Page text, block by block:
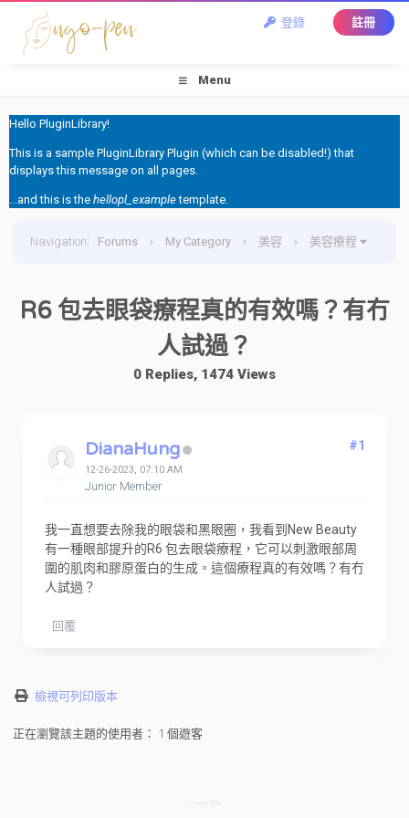
登錄 註冊
Menu
Hello PluginLibrary!
This is a sample PluginLibrary Plugin (which can be disabled!) that
displays this message on all pages.
...and this is the hellopl_exampletemplate.
Navigation: Forums › My Category › 美容 › 美容療程
R6 包去眼袋療程真的有效嗎？有冇
人試過？
0 Replies, 1474 Views
DianaHung
12-26-2023, 07:10 AM
Junior Member
#1
我一直想要去除我的眼袋和黑眼圈，我看到New Beauty
有一種眼部提升的R6 包去眼袋療程，它可以刺激眼部周
圍的肌肉和膠原蛋白的生成。這個療程真的有效嗎？有冇
人試過？
回覆
檢視可列印版本
正在瀏覽該主題的使用者： 1 個遊客